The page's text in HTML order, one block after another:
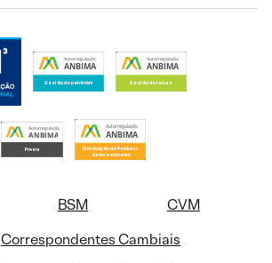
BSM
CVM
Correspondentes Cambiais